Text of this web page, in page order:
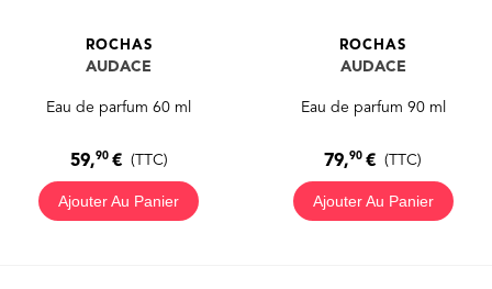
ROCHAS
AUDACE
Eau de parfum 60 ml
59,90 € (TTC)
Ajouter Au Panier
ROCHAS
AUDACE
Eau de parfum 90 ml
79,90€ (TTC)
Ajouter Au Panier